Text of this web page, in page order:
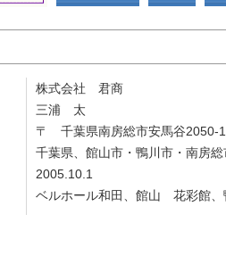
株式会社 君商
三浦 太
〒 千葉県南房総市安馬谷2050-
千葉県、館山市・鴨川市・南房
2005.10.1
ベルホール和田、館山 花彩館